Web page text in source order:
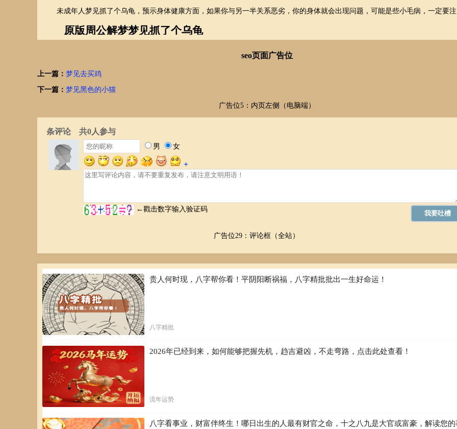
未成年人梦见抓了个乌龟，预示身体健康方面，如果你与另一半关系恶劣，你的身体就会出现问题，可能是些小毛病，一定要注
原版周公解梦梦见抓了个乌龟
喝龟汤，主疾病至。《周公解梦》
见乌龟者，主有吉。《周公解梦》
梦龟出城。兆主城中有高年之叟，命数已绝，辞世而去。门有龟为阄，凡事当拈阄，必主吉兆。《梦林玄解》
梦见得龟，万人爱敬。《敦煌本梦书》
梦见龟时，有文事。《敦煌本梦书》
梦食龟，大吉。举子梦此必居榜首，将士梦此生擒敌首，常人梦此有异品美味，女人梦此主子贵夫荣。《梦林玄解》
展开全文?
seo页面广告位
上一篇： 梦见去买鸡
下一篇： 梦见黑色的小猫
广告位5：内页左侧（电脑端）
广告位29：评论框（全站）
贵人何时现，八字帮你看！平阴阳断祸福，八字精批批出一生好命运！
八字精批
2026年已经到来，如何能够把握先机，趋吉避凶，不走弯路，点击此处查看！
流年运势
八字看事业，财富伴终生！哪日出生的人最有财官之命，十之八九是大官或富豪，解读您